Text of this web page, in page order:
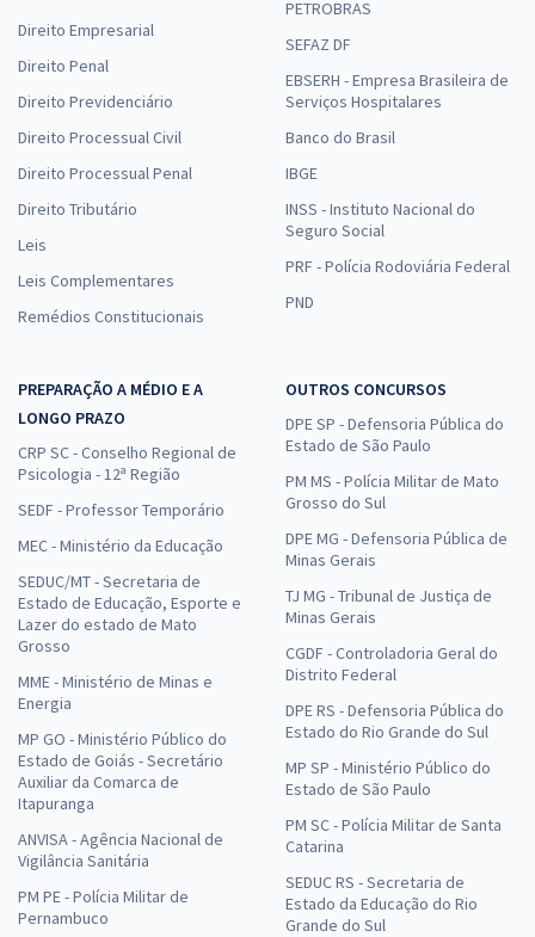
Direito Empresarial
Direito Penal
Direito Previdenciário
Direito Processual Civil
Direito Processual Penal
Direito Tributário
Leis
Leis Complementares
Remédios Constitucionais
PETROBRAS
SEFAZ DF
EBSERH - Empresa Brasileira de
Serviços Hospitalares
Banco do Brasil
IBGE
INSS - Instituto Nacional do
Seguro Social
PRF - Polícia Rodoviária Federal
PND
PREPARAÇÃO A MÉDIO E A
LONGO PRAZO
CRP SC - Conselho Regional de
Psicologia - 12ª Região
SEDF - Professor Temporário
MEC - Ministério da Educação
SEDUC/MT - Secretaria de
Estado de Educação, Esporte e
Lazer do estado de Mato
Grosso
MME - Ministério de Minas e
Energia
MP GO - Ministério Público do
Estado de Goiás - Secretário
Auxiliar da Comarca de
Itapuranga
ANVISA - Agência Nacional de
Vigilância Sanitária
PM PE - Polícia Militar de
Pernambuco
OUTROS CONCURSOS
DPE SP - Defensoria Pública do
Estado de São Paulo
PM MS - Polícia Militar de Mato
Grosso do Sul
DPE MG - Defensoria Pública de
Minas Gerais
TJ MG - Tribunal de Justiça de
Minas Gerais
CGDF - Controladoria Geral do
Distrito Federal
DPE RS - Defensoria Pública do
Estado do Rio Grande do Sul
MP SP - Ministério Público do
Estado de São Paulo
PM SC - Polícia Militar de Santa
Catarina
SEDUC RS - Secretaria de
Estado da Educação do Rio
Grande do Sul